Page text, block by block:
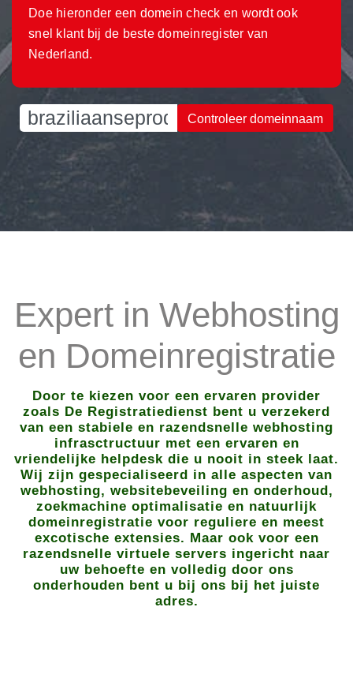
Doe hieronder een domein check en wordt ook
snel klant bij de beste domeinregister van
Nederland.
Controleer domeinnaam
Expert in Webhosting
en Domeinregistratie
Door te kiezen voor een ervaren provider
zoals De Registratiedienst bent u verzekerd
van een stabiele en razendsnelle webhosting
infrasctructuur met een ervaren en
vriendelijke helpdesk die u nooit in steek laat.
Wij zijn gespecialiseerd in alle aspecten van
webhosting, websitebeveiling en onderhoud,
zoekmachine optimalisatie en natuurlijk
domeinregistratie voor reguliere en meest
excotische extensies. Maar ook voor een
razendsnelle virtuele servers ingericht naar
uw behoefte en volledig door ons
onderhouden bent u bij ons bij het juiste
adres.